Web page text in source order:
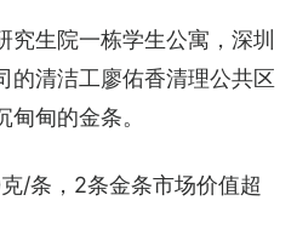
究生院一栋学生公寓，深圳
的清洁工廖佑香清理公共区
甸的金条。
/条，2条金条市场价值超